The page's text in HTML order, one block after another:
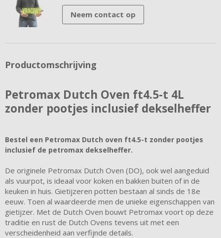
Neem contact op
Productomschrijving
Petromax Dutch Oven ft4.5-t 4L
zonder pootjes inclusief dekselheffer
Bestel een Petromax Dutch oven ft4.5-t zonder pootjes
inclusief de petromax dekselheffer.
De originele Petromax Dutch Oven (DO), ook wel aangeduid
als vuurpot, is ideaal voor koken en bakken buiten of in de
keuken in huis. Gietijzeren potten bestaan ​​al sinds de 18e
eeuw. Toen al waardeerde men de unieke eigenschappen van
gietijzer. Met de Dutch Oven bouwt Petromax voort op deze
traditie en rust de Dutch Ovens tevens uit met een
verscheidenheid aan verfijnde details.